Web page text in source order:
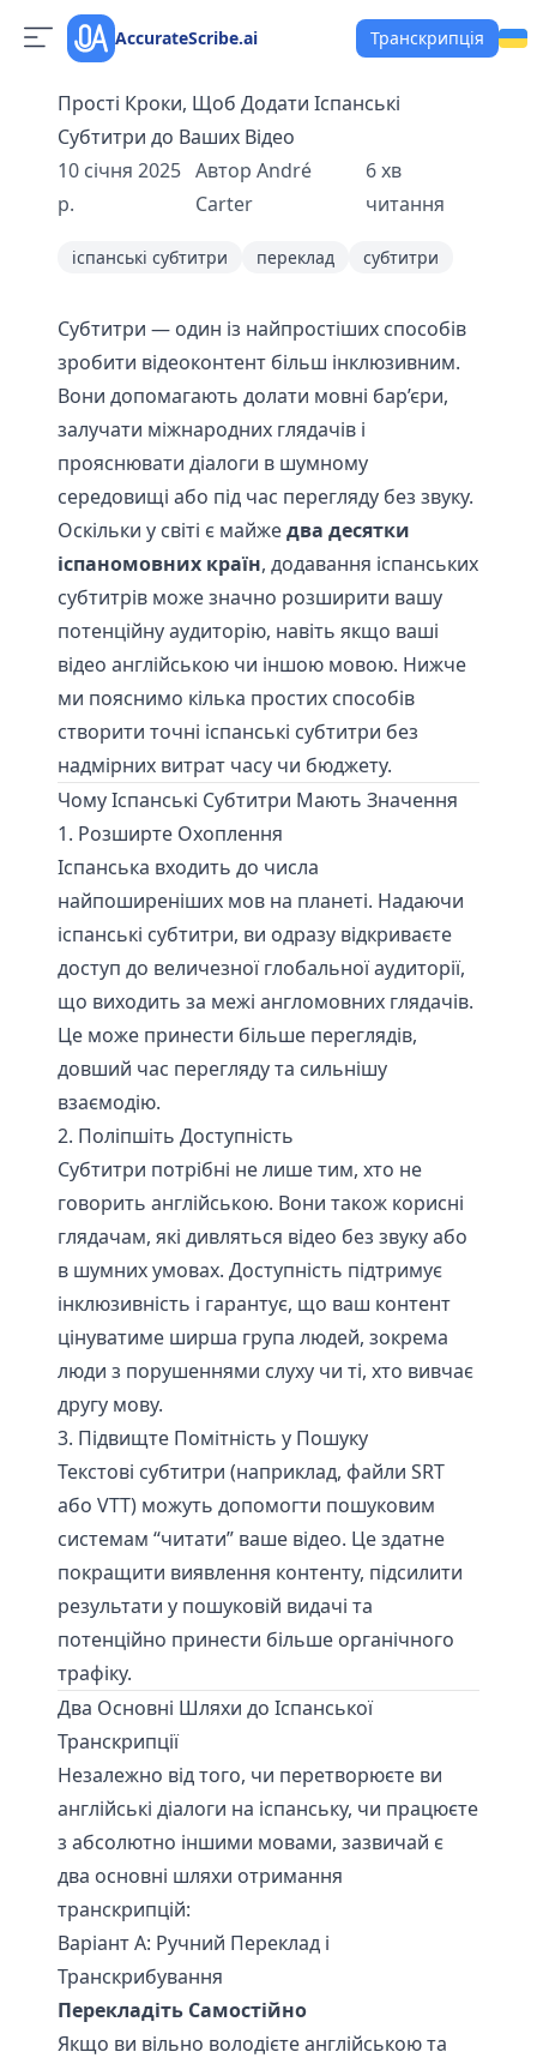
AccurateScribe.ai Транскрипція
Прості Кроки, Щоб Додати Іспанські
Субтитри до Ваших Відео
10 січня 2025
р.
Автор André
Carter
6хв
читання
іспанські субтитри переклад субтитри
Субтитри — один із найпростіших способів
зробити відеоконтент більш інклюзивним.
Вони допомагають долати мовні бар’єри,
залучати міжнародних глядачів і
прояснювати діалоги в шумному
середовищі або під час перегляду без звуку.
Оскільки у світі є майжедва десятки
іспаномовних країн, додавання іспанських
субтитрів може значно розширити вашу
потенційну аудиторію, навіть якщо ваші
відео англійською чи іншою мовою. Нижче
ми пояснимо кілька простих способів
створити точні іспанські субтитри без
надмірних витрат часу чи бюджету.
Чому Іспанські Субтитри Мають Значення
1. Розширте Охоплення
Іспанська входить до числа
найпоширеніших мов на планеті. Надаючи
іспанські субтитри, ви одразу відкриваєте
доступ до величезної глобальної аудиторії,
що виходить за межі англомовних глядачів.
Це може принести більше переглядів,
довший час перегляду та сильнішу
взаємодію.
2. Поліпшіть Доступність
Субтитри потрібні не лише тим, хто не
говорить англійською. Вони також корисні
глядачам, які дивляться відео без звуку або
в шумних умовах. Доступність підтримує
інклюзивність і гарантує, що ваш контент
цінуватиме ширша група людей, зокрема
люди з порушеннями слуху чи ті, хто вивчає
другу мову.
3. Підвищте Помітність у Пошуку
Текстові субтитри (наприклад, файли SRT
або VTT) можуть допомогти пошуковим
системам “читати” ваше відео. Це здатне
покращити виявлення контенту, підсилити
результати у пошуковій видачі та
потенційно принести більше органічного
трафіку.
Два Основні Шляхи до Іспанської
Транскрипції
Незалежно від того, чи перетворюєте ви
англійські діалоги на іспанську, чи працюєте
з абсолютно іншими мовами, зазвичай є
два основні шляхи отримання
транскрипцій:
Варіант A: Ручний Переклад і
Транскрибування
Перекладіть Самостійно
Якщо ви вільно володієте англійською та